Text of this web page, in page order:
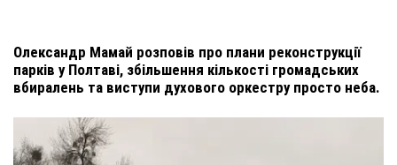
Олександр Мамай розповів про плани реконструкції
парків у Полтаві, збільшення кількості громадських
вбиралень та виступи духового оркестру просто неба.